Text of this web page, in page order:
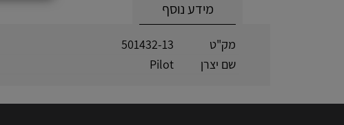
מידע נוסף
מק"ט
501432-13
שם יצרן
Pilot